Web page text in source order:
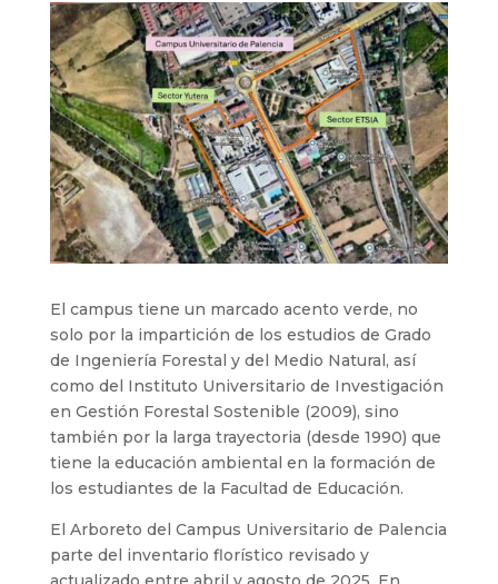
El campus tiene un marcado acento verde, no
solo por la impartición de los estudios de Grado
de Ingeniería Forestal y del Medio Natural, así
como del Instituto Universitario de Investigación
en Gestión Forestal Sostenible (2009), sino
también por la larga trayectoria (desde 1990) que
tiene la educación ambiental en la formación de
los estudiantes de la Facultad de Educación.
El Arboreto del Campus Universitario de Palencia
parte del inventario florístico revisado y